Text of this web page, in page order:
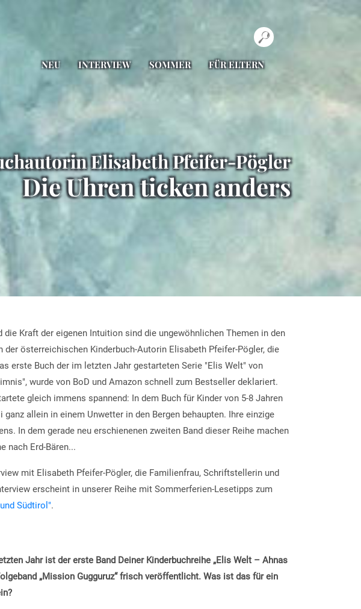
NEU INTERVIEW SOMMER FÜR ELTERN
Elisabeth Pfeifer-Pögler
Die Uhren ticken anders
Kraft der eigenen Intuition sind die ungewöhnlichen Themen in den
österreichischen Kinderbuch-Autorin Elisabeth Pfeifer-Pögler, die
erste Buch der im letzten Jahr gestarteten Serie "Elis Welt" von
wurde von BoD und Amazon schnell zum Bestseller deklariert.
gleich immens spannend: In dem Buch für Kinder von 5-8 Jahren
allein in einem Unwetter in den Bergen behaupten. Ihre einzige
In dem gerade neu erschienenen zweiten Band dieser Reihe machen
nach Erd-Bären...
mit Elisabeth Pfeifer-Pögler, die Familienfrau, Schriftstellerin und
erscheint in unserer Reihe mit Sommerferien-Lesetipps zum
Südtirol".
Jahr ist der erste Band Deiner Kinderbuchreihe „Elis Welt – Ahnas
„Mission Gugguruz“ frisch veröffentlicht. Was ist das für ein